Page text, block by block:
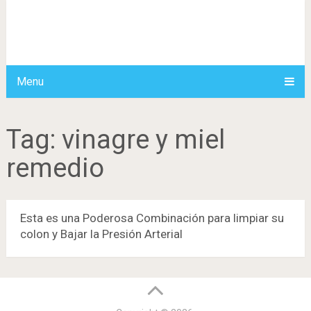
Menu
Tag: vinagre y miel
remedio
Esta es una Poderosa Combinación para limpiar su
colon y Bajar la Presión Arterial